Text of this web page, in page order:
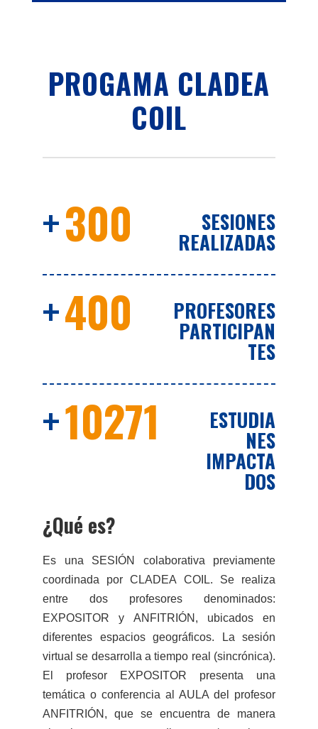
PROGAMA CLADEA
COIL
+300 SESIONES
REALIZADAS
+400 PROFESORES
PARTICIPAN
TES
+10271 ESTUDIA
NES
IMPACTA
DOS
¿Qué es?
Es una SESIÓN colaborativa previamente
coordinada por CLADEA COIL. Se realiza
entre dos profesores denominados:
EXPOSITOR y ANFITRIÓN, ubicados en
diferentes espacios geográficos. La sesión
virtual se desarrolla a tiempo real (sincrónica).
El profesor EXPOSITOR presenta una
temática o conferencia al AULA del profesor
ANFITRIÓN, que se encuentra de manera